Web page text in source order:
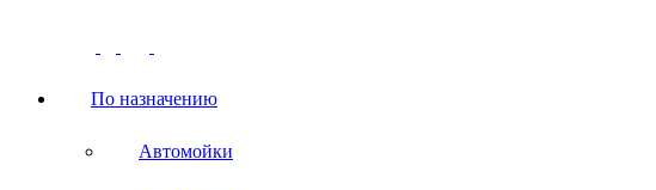
По назначению
Автомойки